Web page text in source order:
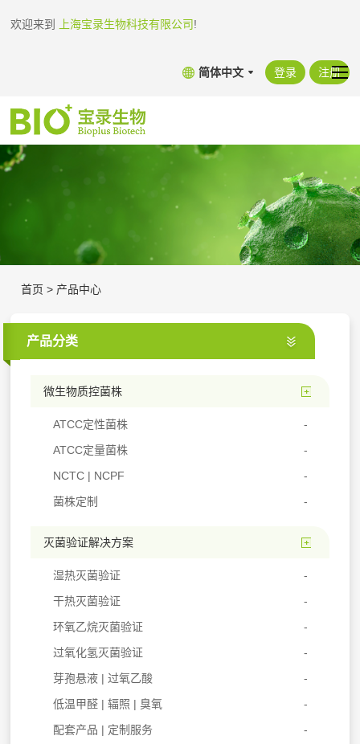
欢迎来到 上海宝录生物科技有限公司!
简体中文 登录 注册
首页 > 产品中心
产品分类
微生物质控菌株
ATCC定性菌株
ATCC定量菌株
NCTC | NCPF
菌株定制
灭菌验证解决方案
湿热灭菌验证
干热灭菌验证
环氧乙烷灭菌验证
过氧化氢灭菌验证
芽孢悬液 | 过氧乙酸
低温甲醛 | 辐照 | 臭氧
配套产品 | 定制服务